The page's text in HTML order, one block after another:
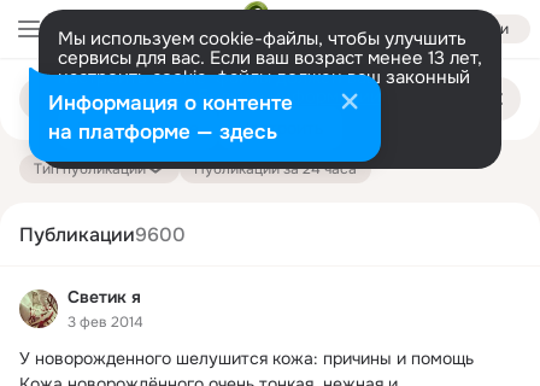
Войти
Мы используем cookie-файлы, чтобы улучшить
сервисы для вас. Если ваш возраст менее 13 лет,
настроить cookie-файлы должен ваш законный
представитель. Больше информации
Разрешить все Настроить
Поиск
публикациям
Тип публикации Публикации за 24 часа
Публикации9600
Светик я
3 фев 2014
У новорожденного шелушится кожа: причины и помощь
Информация о контенте
на платформе — здесь